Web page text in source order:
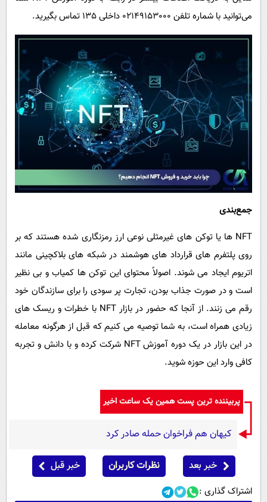
می‌توانید با شماره تلفن 02149153000 داخلی 135 تماس بگیرید.
جمع‌بندی
NFT‌ ها یا توکن های غیرمثلی نوعی ارز رمزنگاری شده هستند که بر
روی پلتفرم های قرارداد های هوشمند در شبکه های بلاکچینی مانند
اتریوم ایجاد می شوند. اصولاً محتوای این توکن ها کمیاب و بی نظیر
است و در صورت جذاب بودن، تجارت پر سودی را برای سازندگان خود
رقم می زنند. از آنجا که حضور در بازار NFT‌ با خطرات و ریسک های
زیادی همراه است، به شما توصیه می کنیم که قبل از هرگونه معامله
در این بازار در یک دوره آموزش NFT شرکت کرده و با دانش و تجربه
کافی وارد این حوزه شوید.
پربیننده ترین پست همین یک ساعت اخیر
کیهان هم فراخوان حمله صادر کرد
خبر بعد نظرات کاربران خبر قبل
اشتراک گذاری :